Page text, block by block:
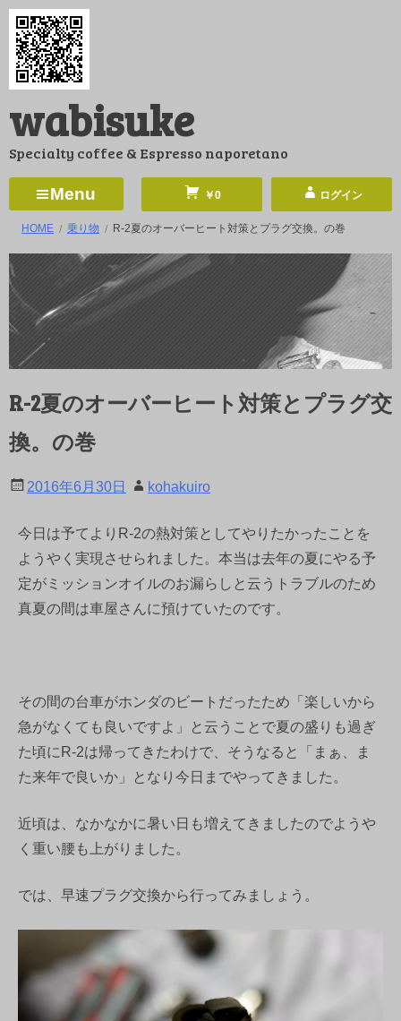
コ
ン
ツ
ス
ッ
wabisuke
Specialty coffee & Espresso naporetano
Menu ￥0 ログイン
HOME 乗り物 R-2夏のオーバーヒート対策とプラグ交換。の巻
R-2夏のオーバーヒート対策とプラグ交
換。の巻
2016年6月30日 kohakuiro
今日は予てよりR-2の熱対策としてやりたかったことを
ようやく実現させられました。本当は去年の夏にやる予
定がミッションオイルのお漏らしと云うトラブルのため
真夏の間は車屋さんに預けていたのです。
その間の台車がホンダのビートだったため「楽しいから
急がなくても良いですよ」と云うことで夏の盛りも過ぎ
た頃にR-2は帰ってきたわけで、そうなると「まぁ、ま
た来年で良いか」となり今日までやってきました。
近頃は、なかなかに暑い日も増えてきましたのでようや
く重い腰も上がりました。
では、早速プラグ交換から行ってみましょう。